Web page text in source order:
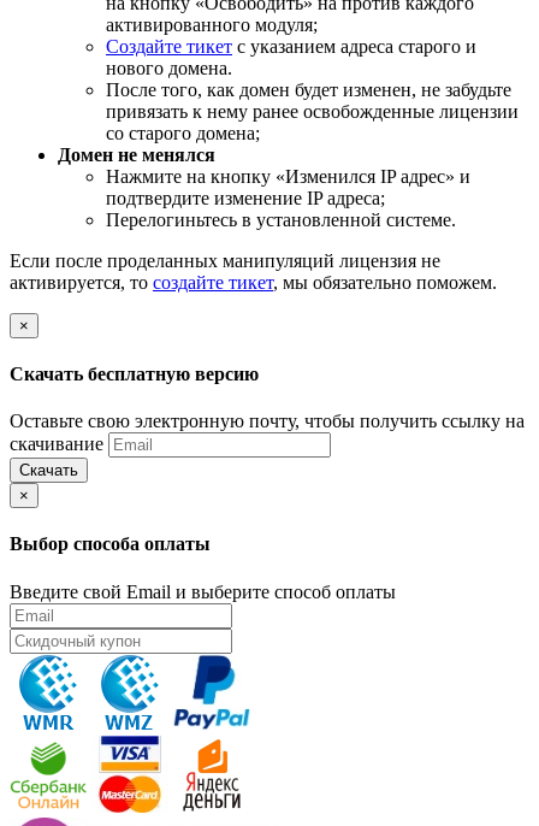
активированного модуля;
Создайте тикет с указанием адреса старого и
нового домена.
После того, как домен будет изменен, не забудьте
привязать к нему ранее освобожденные лицензии
со старого домена;
Домен не менялся
Нажмите на кнопку «Изменился IP адрес» и
подтвердите изменение IP адреса;
Перелогиньтесь в установленной системе.
Если после проделанных манипуляций лицензия не
активируется, то создайте тикет, мы обязательно поможем.
×
Скачать бесплатную версию
Оставьте свою электронную почту, чтобы получить ссылку на
скачивание
Скачать
×
Выбор способа оплаты
Введите свой Email и выберите способ оплаты